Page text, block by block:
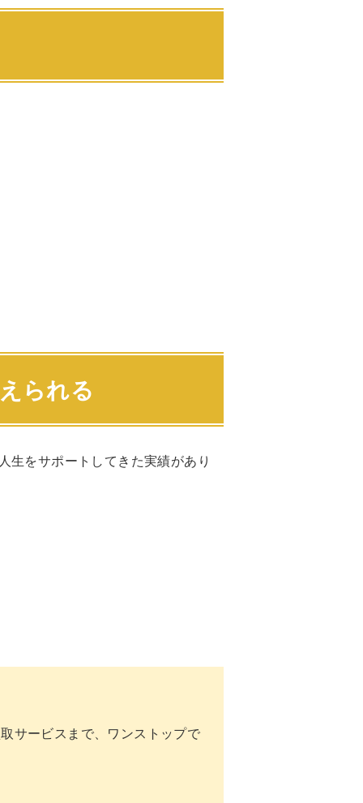
られる
生をサポートしてきた実績があり
サービスまで、ワンストップで